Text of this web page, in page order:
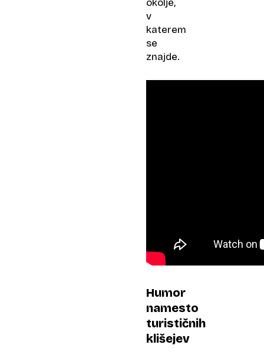
okolje,
v
katerem
se
znajde.
Humor
namesto
turističnih
klišejev